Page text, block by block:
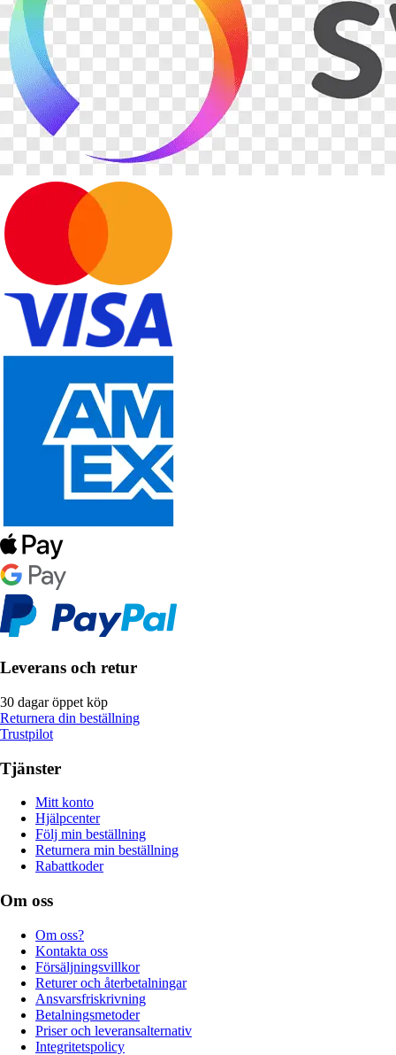
Leverans och retur
30 dagar öppet köp
Returnera din beställning
Trustpilot
Tjänster
Mitt konto
Hjälpcenter
Följ min beställning
Returnera min beställning
Rabattkoder
Om oss
Om oss?
Kontakta oss
Försäljningsvillkor
Returer och återbetalningar
Ansvarsfriskrivning
Betalningsmetoder
Priser och leveransalternativ
Integritetspolicy